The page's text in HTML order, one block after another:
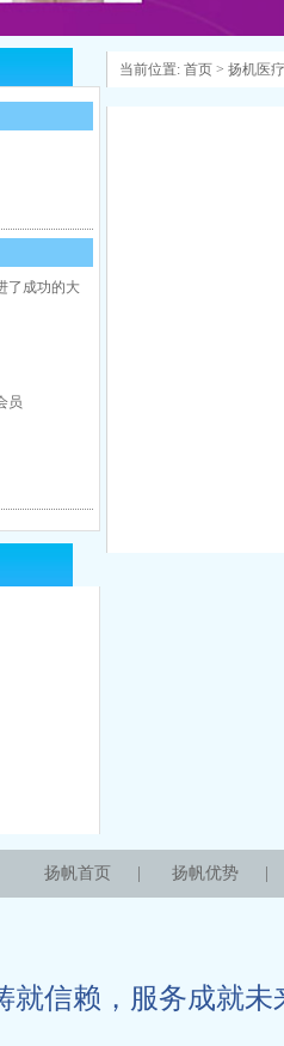
了成功的大
员
当前位置: 首页 > 扬机医
扬帆首页 扬帆优势
就信赖，服务成就未